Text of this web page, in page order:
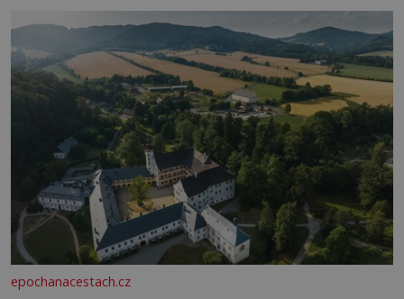
epochanacestach.cz